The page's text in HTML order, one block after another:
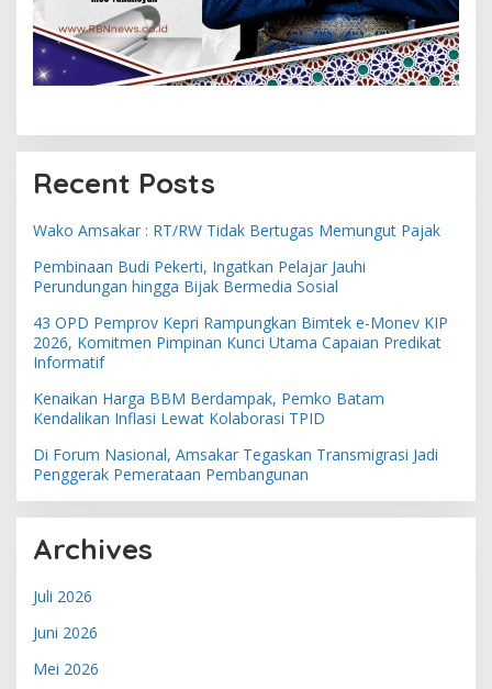
Recent Posts
Wako Amsakar : RT/RW Tidak Bertugas Memungut Pajak
Pembinaan Budi Pekerti, Ingatkan Pelajar Jauhi
Perundungan hingga Bijak Bermedia Sosial
43 OPD Pemprov Kepri Rampungkan Bimtek e-Monev KIP
2026, Komitmen Pimpinan Kunci Utama Capaian Predikat
Informatif
Kenaikan Harga BBM Berdampak, Pemko Batam
Kendalikan Inflasi Lewat Kolaborasi TPID
Di Forum Nasional, Amsakar Tegaskan Transmigrasi Jadi
Penggerak Pemerataan Pembangunan
Archives
Juli 2026
Juni 2026
Mei 2026